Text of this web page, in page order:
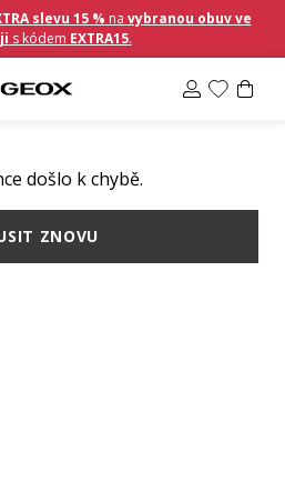
slevu 15 % na vybranou obuv ve
s kódem EXTRA15.
došlo k chybě.
ZNOVU